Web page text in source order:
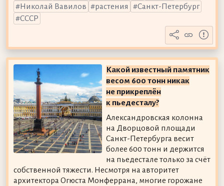
Николай Вавилов
растения
Санкт-Петербург
СССР
Какой известный памятник
весом 600 тонн никак
не прикреплён
к пьедесталу?
Александровская колонна
на Дворцовой площади
Санкт-Петербурга весит
более 600 тонн и держится
на пьедестале только за счёт
собственной тяжести. Несмотря на авторитет
архитектора Огюста Монферрана, многие горожане